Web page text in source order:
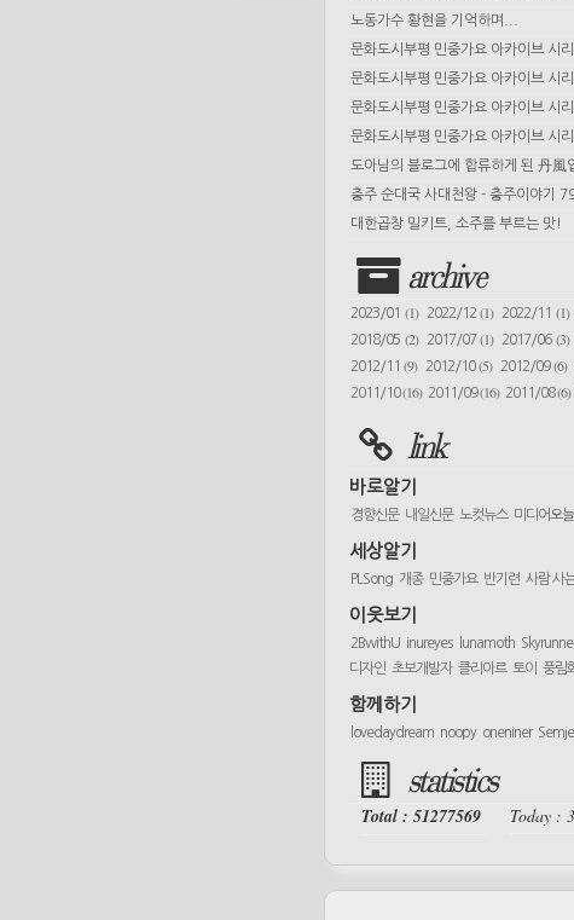
노동가수 황현을 기억하며...
문화도시부평 민중가요 아카이브 시
문화도시부평 민중가요 아카이브 시
문화도시부평 민중가요 아카이브 시
문화도시부평 민중가요 아카이브 시
도아님의 블로그에 합류하게 된 丹風
충주 순대국 사대천왕 - 충주이야기
대한곱창 밀키트, 소주를 부르는 맛!
archive
2023/01 (1) 2022/12(1) 2022/11(1)
2018/05 (2) 2017/07(1) 2017/06(3)
2012/11(9) 2012/10(5) 2012/09(6)
2011/10(16) 2011/09(16) 2011/08(6)
link
바로알기
경향신문 내일신문 노컷뉴스 미디어오늘
세상알기
PLSong 개종 민중가요 반기련 사람 사
이웃보기
2BwithU inureyes lunamoth
디자인 초보개발자 클리아르 토이 풍림
함께하기
lovedaydream noopy oneniner
statistics
Total : 51277569 Today :